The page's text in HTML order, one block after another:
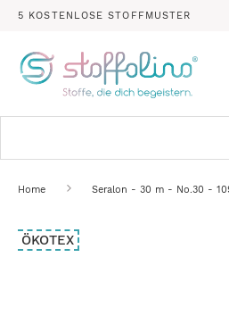
5 KOSTENLOSE STOFFMUSTER
Home Seralon - 30 m - No.30 -
Zum
Ende
ÖKOTEX